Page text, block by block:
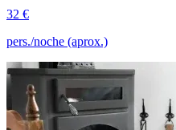
32 €
pers./noche (aprox.)